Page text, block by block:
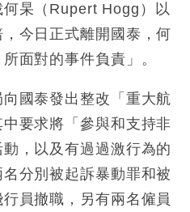
具「反」斗城亞洲CEO蔡德
跌 連挫7周創逾3年最長跌勢
價出口增近24%勝預期 貿易順
市撐日圓 4月單日斥6.28萬億
事快結束 承認部分彈藥庫存緊
杲（Rupert Hogg）以
今日正式離開國泰，何
面對的事件負責」。
國泰發出整改「重大航
要求將「參與和支持非
，以及有過過激行為的
分別被起訴暴動罪和被
員撤職，另有兩名僱員